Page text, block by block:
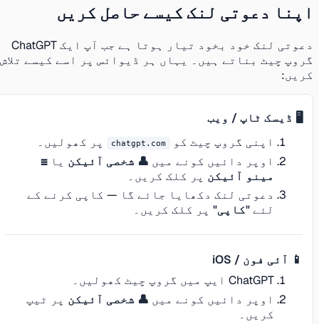
اپنا دعوتی لنک کیسے حاصل کریں
دعوتی لنک خود بخود تیار ہوتا ہے جب آپ ایک ChatGPT
گروپ چیٹ بناتے ہیں۔ یہاں ہر ڈیوائس پر اسے کیسے تلاش
کریں:
🖥️ ڈیسک ٹاپ / ویب
اپنی گروپ چیٹ کو
chatgpt.com پر کھولیں۔
اوپر دائیں کونے میں👤 شخصی آئیکنیا☰
مینو آئیکنپر کلک کریں۔
دعوتی لنک دکھایا جائے گا — کاپی کرنے کے
لئے"کاپی"پر کلک کریں۔
📱 آئی فون / iOS
ChatGPT ایپ میں گروپ چیٹ کھولیں۔
اوپر دائیں کونے میں👤 شخصی آئیکنپر ٹیپ
کریں۔